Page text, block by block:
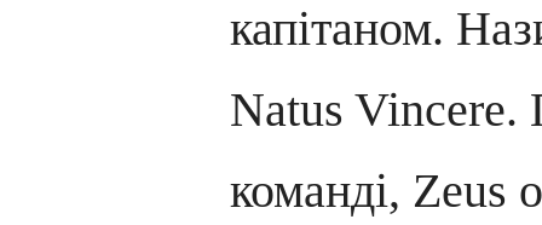
капітаном.
Natus Vincere.
команді, Zeus